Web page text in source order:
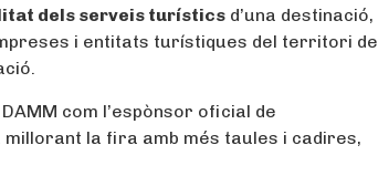
dels serveis turístics d’una destinació,
i entitats turístiques del territori de
com l’espònsor oficial de
millorant la fira amb més taules i cadires,